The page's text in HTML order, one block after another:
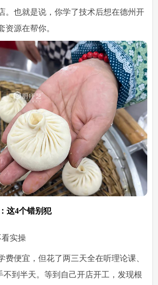
。也就是说，你学了技术后想在德州开
资源在帮你。
这4个错别犯
实操
费便宜，但花了两三天全在听理论课、
不到半天。等到自己开店开工，发现根